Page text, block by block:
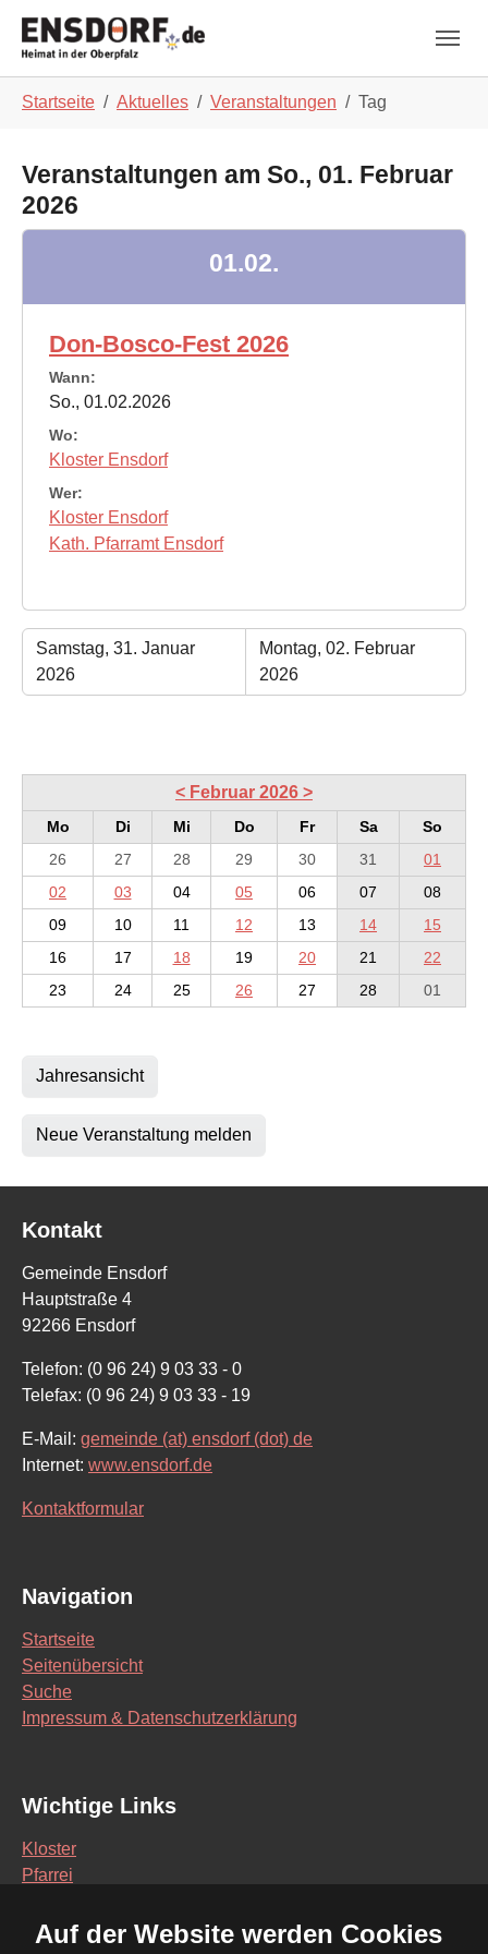
Auf der Website werden Cookies
Startseite Aktuelles Veranstaltungen Tag
Veranstaltungen am So., 01. Februar
2026
01.02.
Don-Bosco-Fest 2026
Wann:
So., 01.02.2026
Wo:
Kloster Ensdorf
Wer:
Kloster Ensdorf
Kath. Pfarramt Ensdorf
Samstag, 31. Januar
2026
Montag, 02. Februar
2026
< Februar 2026 >
Mo Di Mi Do Fr Sa
So
26
27 28 29 30 31
01
02
03 04 05 06 07
08
09
10 11 12 13 14
15
16
17 18 19 20 21
22
23
24 25 26 27 28 01
Jahresansicht
Neue Veranstaltung melden
Kontakt
Gemeinde Ensdorf
Hauptstraße 4
92266 Ensdorf
Telefon: (0 96 24) 9 03 33 - 0
Telefax: (0 96 24) 9 03 33 - 19
E-Mail: gemeinde (at) ensdorf (dot) de
Internet: www.ensdorf.de
Kontaktformular
Navigation
Startseite
Seitenübersicht
Suche
Impressum & Datenschutzerklärung
Wichtige Links
Kloster
Pfarrei
Vereine